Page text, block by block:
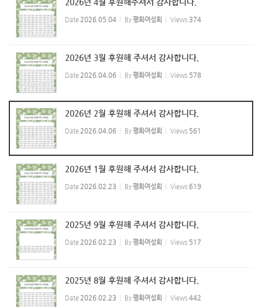
2026년 4월 후원해주셔서 감사합니다.
Date 2026.05.04 By평화여성회 Views 374
2026년 3월 후원해 주셔서 감사합니다.
Date 2026.04.06 By평화여성회 Views 578
2026년 2월 후원해 주셔서 감사합니다.
Date 2026.04.06 By평화여성회 Views 561
2026년 1월 후원해 주셔서 감사합니다.
Date 2026.02.23 By평화여성회 Views 619
2025년 9월 후원해 주셔서 감사합니다.
Date 2026.02.23 By평화여성회 Views 517
2025년 8월 후원해 주셔서 감사합니다.
Date 2026.02.23 By평화여성회 Views 442